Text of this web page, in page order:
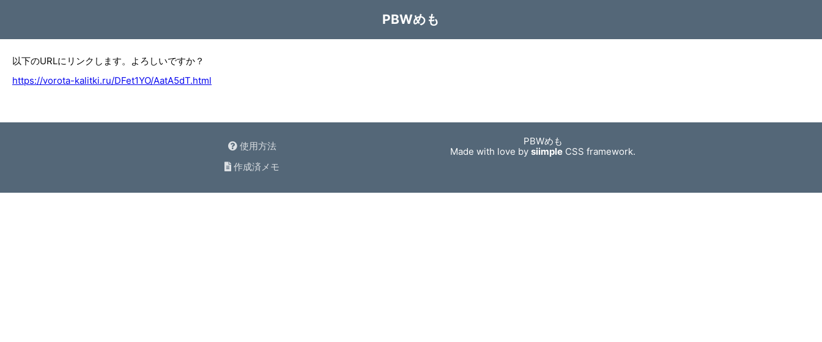
PBWめも
以下のURLにリンクします。よろしいですか？
https://vorota-kalitki.ru/DFet1YO/AatA5dT.html
使用方法
作成済メモ
PBWめも
Made with love bysiimple CSS framework.